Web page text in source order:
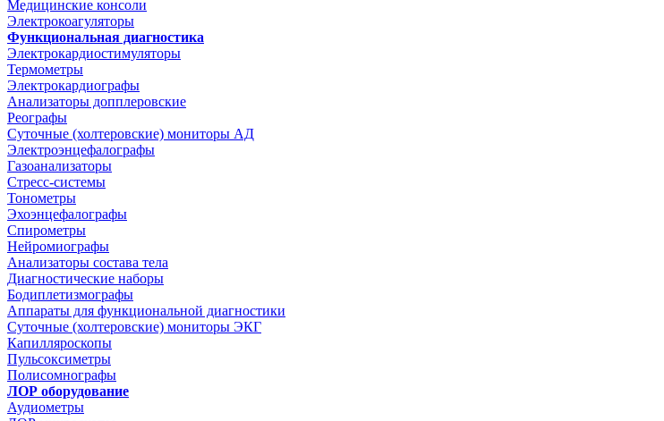
Медицинские консоли
Электрокоагуляторы
Функциональная диагностика
Электрокардиостимуляторы
Термометры
Электрокардиографы
Анализаторы допплеровские
Реографы
Суточные (холтеровские) мониторы АД
Электроэнцефалографы
Газоанализаторы
Стресс-системы
Тонометры
Эхоэнцефалографы
Спирометры
Нейромиографы
Анализаторы состава тела
Диагностические наборы
Бодиплетизмографы
Аппараты для функциональной диагностики
Суточные (холтеровские) мониторы ЭКГ
Капилляроскопы
Пульсоксиметры
Полисомнографы
ЛОР оборудование
Аудиометры